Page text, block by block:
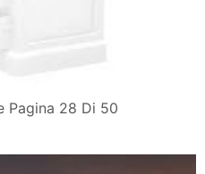
Pagina 28 Di 50